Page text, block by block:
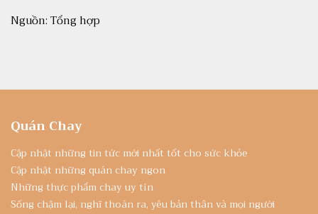
Nguồn: Tổng hợp
Quán Chay
Cập nhật những tin tức mới nhất tốt cho sức khỏe
Cập nhật những quán chay ngon
Những thực phẩm chay uy tín
Sống chậm lại, nghĩ thoán ra, yêu bản thân và mọi người